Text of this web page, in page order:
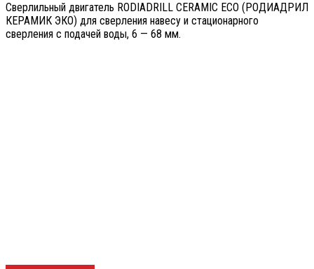
Сверлильный двигатель RODIADRILL CERAMIC ECO (РОДИАДРИЛ
КЕРАМИК ЭКО) для сверления навесу и стационарного
сверления с подачей воды, 6 — 68 мм.